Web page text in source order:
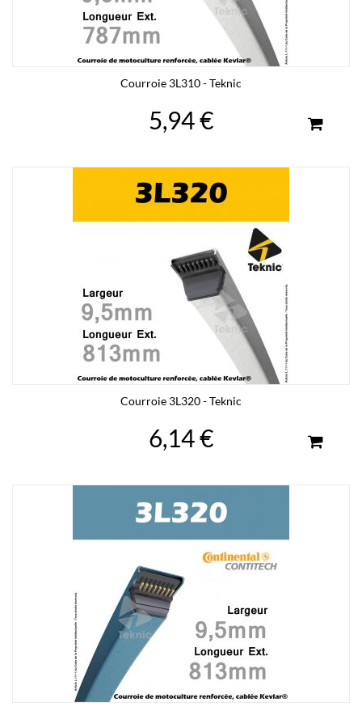
Courroie 3L310 - Teknic
5,94 €
Courroie 3L320 - Teknic
6,14 €